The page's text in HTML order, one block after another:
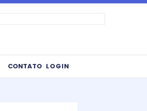
CONTATO LOGIN